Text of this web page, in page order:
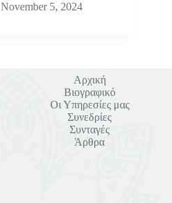
November 5, 2024
Αρχική
Βιογραφικό
Οι Υπηρεσίες μας
Συνεδρίες
Συνταγές
Άρθρα